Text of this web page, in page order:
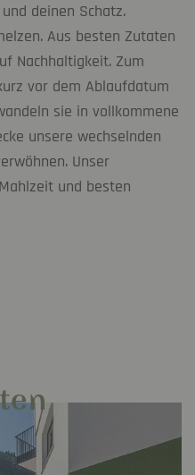
deinen Schatz.
Aus besten Zutaten
Nachhaltigkeit. Zum
vor dem Ablaufdatum
sie in vollkommene
unsere wechselnden
Unser
und besten